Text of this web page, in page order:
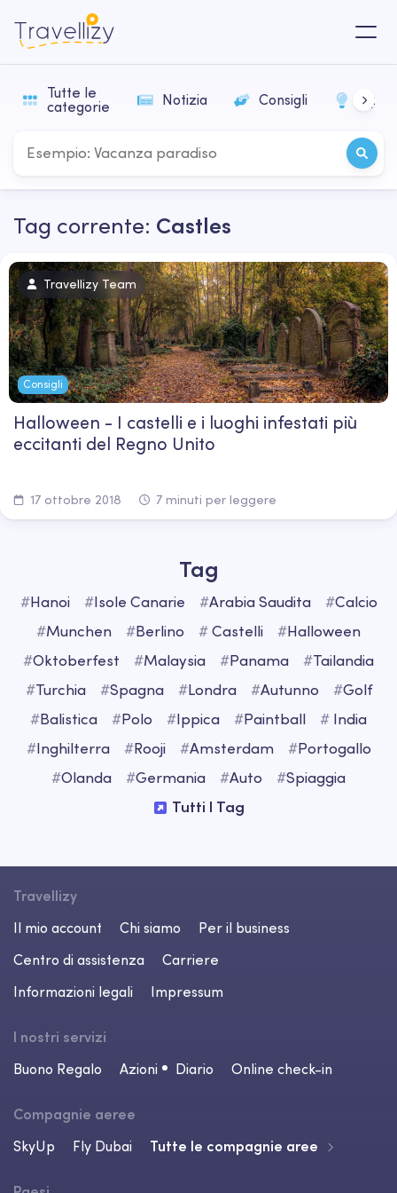
Tutte le
categorie
Notizia Consigli
Tag corrente: Castles
Travellizy Team
Consigli
Halloween - I castelli e i luoghi infestati più
eccitanti del Regno Unito
17 ottobre 2018 7 minuti per leggere
Tag
#Hanoi #Isole Canarie #Arabia Saudita #Calcio
#Munchen #Berlino #Castelli #Halloween
#Oktoberfest #Malaysia #Panama #Tailandia
#Turchia #Spagna #Londra #Autunno #Golf
#Balistica #Polo #Ippica #Paintball # India
#Inghilterra #Rooji #Amsterdam #Portogallo
#Olanda #Germania #Auto #Spiaggia
Tutti I Tag
Travellizy
Il mio account
Chi siamo
Per il business
Centro di assistenza
Carriere
Informazioni legali
Impressum
I nostri servizi
Buono Regalo
Azioni Diario Online check-in
Compagnie aeree
SkyUp
Fly Dubai Tutte le compagnie aree